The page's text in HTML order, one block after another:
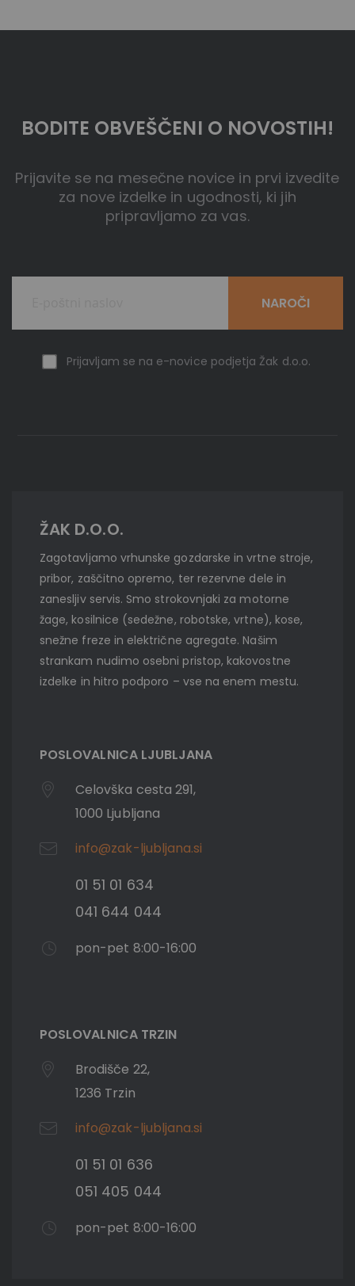
BODITE OBVEŠČENI O NOVOSTIH!
Prijavite se na mesečne novice in prvi izvedite
za nove izdelke in ugodnosti, ki jih
pripravljamo za vas.
Prijavljam se na e-novice podjetja Žak d.o.o.
NAROČI
ŽAK D.O.O.
Zagotavljamo vrhunske gozdarske in vrtne stroje,
pribor, zaščitno opremo, ter rezervne dele in
zanesljiv servis. Smo strokovnjaki za motorne
žage, kosilnice (sedežne, robotske, vrtne), kose,
snežne freze in električne agregate. Našim
strankam nudimo osebni pristop, kakovostne
izdelke in hitro podporo – vse na enem mestu.
POSLOVALNICA LJUBLJANA
Celovška cesta 291,
1000 Ljubljana
info@zak-ljubljana.si
01 51 01 634
041 644 044
pon-pet 8:00-16:00
POSLOVALNICA TRZIN
Brodišče 22,
1236 Trzin
info@zak-ljubljana.si
01 51 01 636
051 405 044
pon-pet 8:00-16:00